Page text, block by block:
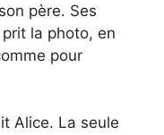
père. Ses
la photo, en
pour
Alice. La seule